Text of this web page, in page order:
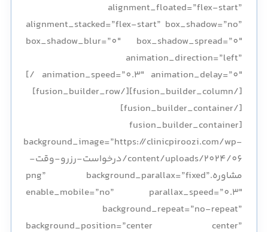
alignment_floated=”flex-start”
alignment_stacked=”flex-start” box_shadow=”no”
box_shadow_blur=”0″ box_shadow_spread=”0″
animation_direction=”left”
animation_speed=”0.3″ animation_delay=”0″ /]
[/fusion_builder_column][/fusion_builder_row]
[/fusion_builder_container]
[fusion_builder_container
background_image=”https://clinicpiroozi.com/wp-
content/uploads/2024/06/درخواست-رزرو-وقت-
مشاوره.png” background_parallax=”fixed”
enable_mobile=”no” parallax_speed=”0.3″
background_repeat=”no-repeat”
background_position=”center center”